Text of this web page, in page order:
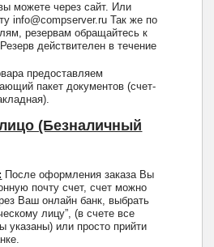
можете через сайт. Или
info@compserver.ru Так же по
резервам обращайтесь к
действителен в течение
предоставляем
пакет документов (счет-
(Безналичный
После оформления заказа Вы
почту счет, счет можно
Ваш онлайн банк, выбрать
лицу”, (в счете все
указаны) или просто прийти